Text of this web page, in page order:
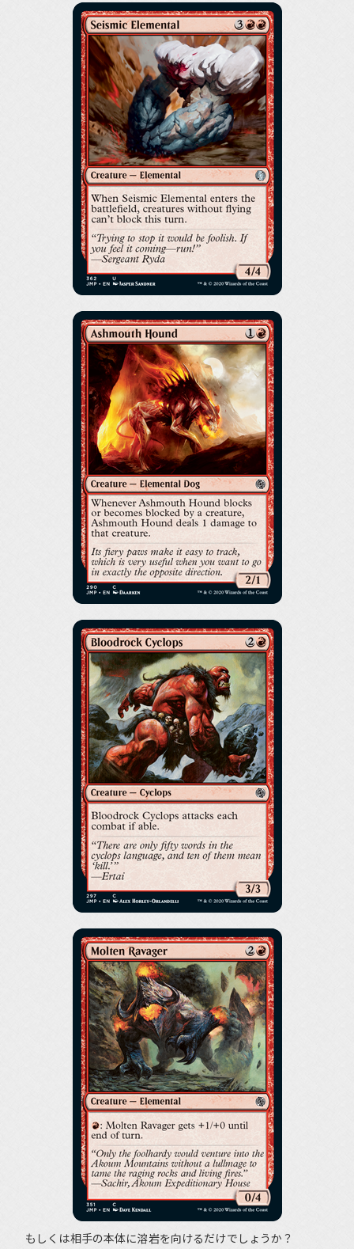
もしくは相手の本体に溶岩を向けるだけでしょうか？